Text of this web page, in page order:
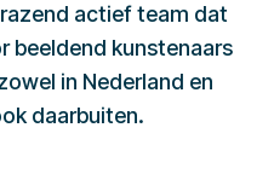
actief team dat
beeldend kunstenaars
in Nederland en
daarbuiten.